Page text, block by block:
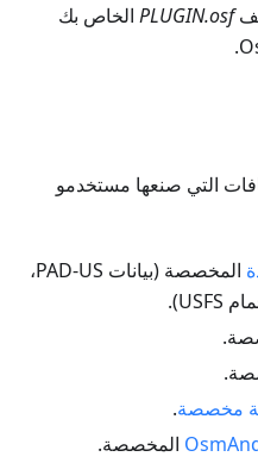
PLUGIN.osf الخاص بك
التي صنعها مستخدمو
المخصصة (بيانات PAD-US،
مخصصة.
المخصصة.